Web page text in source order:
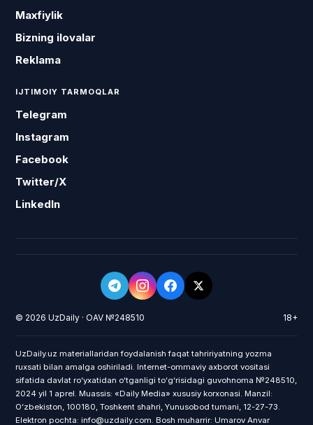
Maxfiylik
Bizning ilovalar
Reklama
IJTIMOIY TARMOQLAR
Telegram
Instagram
Facebook
Twitter/X
LinkedIn
© 2026 UzDaily · OAV №248510 18+
UzDaily.uz materiallaridan foydalanish faqat tahririyatning yozma
ruxsati bilan amalga oshiriladi. Internet-ommaviy axborot vositasi
sifatida davlat roʻyxatidan oʻtganligi toʻgʻrisidagi guvohnoma №248510,
2024 yil 1 aprel. Muassis: «Daily Media» xususiy korxonasi. Manzil:
Oʻzbekiston, 100180, Toshkent shahri, Yunusobod tumani, 12-27-73.
Elektron pochta: info@uzdaily.com. Bosh muharrir: Umarov Anvar